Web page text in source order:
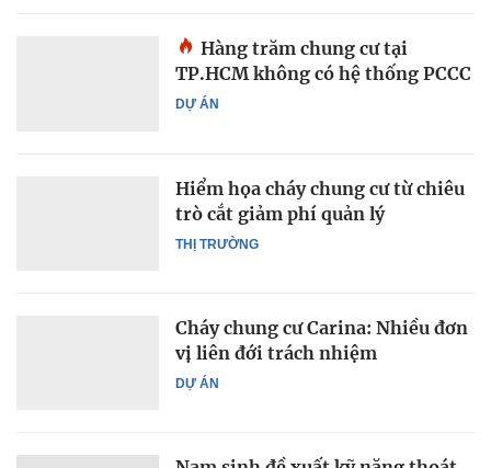
DỰ ÁN
Hàng trăm chung cư tại
TP.HCM không có hệ thống PCCC
THỊ TRƯỜNG
Hiểm họa cháy chung cư từ chiêu
trò cắt giảm phí quản lý
DỰ ÁN
Cháy chung cư Carina: Nhiều đơn
vị liên đới trách nhiệm